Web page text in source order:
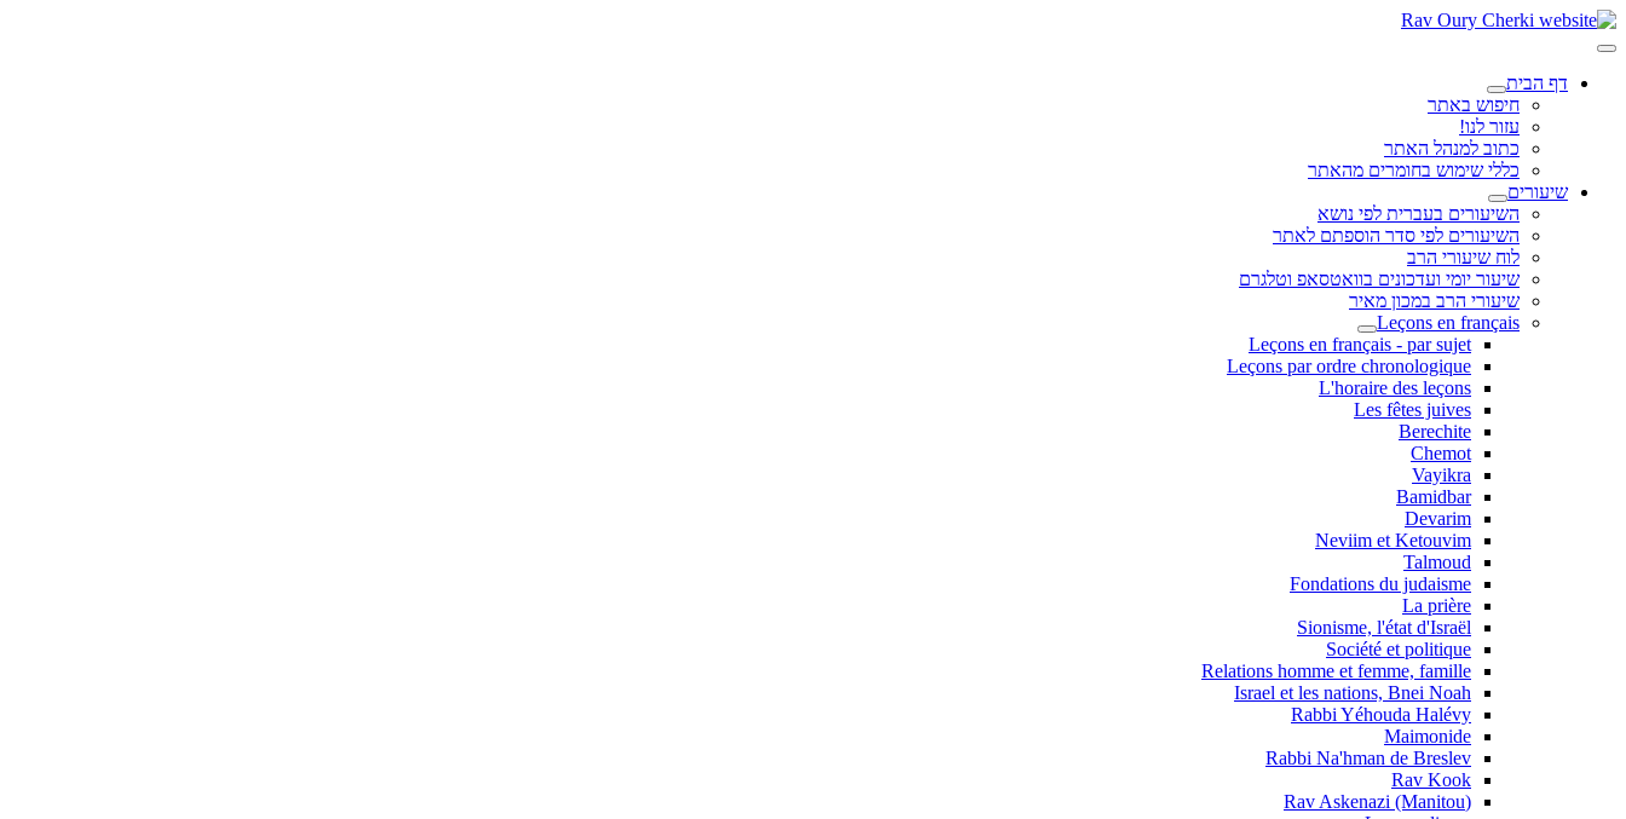
דף הבית
חיפוש באתר
עזור לנו!
כתוב למנהל האתר
כללי שימוש בחומרים מהאתר
שיעורים
השיעורים בעברית לפי נושא
השיעורים לפי סדר הוספתם לאתר
לוח שיעורי הרב
שיעור יומי ועדכונים בוואטסאפ וטלגרם
שיעורי הרב במכון מאיר
Leçons en français
Leçons en français - par sujet
Leçons par ordre chronologique
L'horaire des leçons
Les fêtes juives
Berechite
Chemot
Vayikra
Bamidbar
Devarim
Neviim et Ketouvim
Talmoud
Fondations du judaisme
La prière
Sionisme, l'état d'Israël
Société et politique
Relations homme et femme, famille
Israel et les nations, Bnei Noah
Rabbi Yéhouda Halévy
Maimonide
Rabbi Na'hman de Breslev
Rav Kook
(Rav Askenazi (Manitou